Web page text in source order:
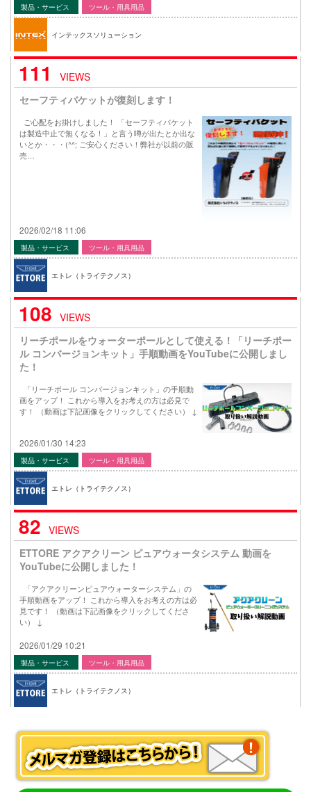
製品・サービス ツール・用具用品
インテックスソリューション
111
VIEWS
セーフティバケットが復刻します！
ご心配をお掛けしました！ 「セーフティバケット
は製造中止で無くなる！」と言う噂が出たとか出な
いとか・・・(^^; ご安心ください！弊社が以前の販
売…
2026/02/18 11:06
製品・サービス ツール・用具用品
エトレ（トライテクノス）
108 VIEWS
リーチポールをウォーターポールとして使える！「リーチポー
ル コンバージョンキット」手順動画をYouTubeに公開しまし
た！
「リーチポール コンバージョンキット」の手順動
画をアップ！ これから導入をお考えの方は必見で
す！ （動画は下記画像をクリックしてください） ↓
2026/01/30 14:23
製品・サービス ツール・用具用品
エトレ（トライテクノス）
82 VIEWS
ETTORE アクアクリーン ピュアウォータシステム 動画を
YouTubeに公開しました！
「アクアクリーンピュアウォーターシステム」の
手順動画をアップ！ これから導入をお考えの方は必
見です！ （動画は下記画像をクリックしてくださ
い） ↓
2026/01/29 10:21
製品・サービス ツール・用具用品
エトレ（トライテクノス）